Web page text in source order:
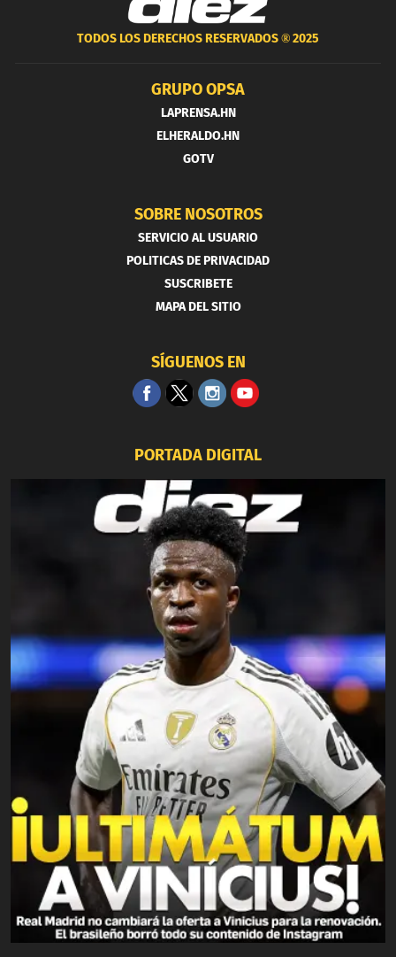
TODOS LOS DERECHOS RESERVADOS ®2025
GRUPO OPSA
LAPRENSA.HN
ELHERALDO.HN
GOTV
SOBRE NOSOTROS
SERVICIO AL USUARIO
POLITICAS DE PRIVACIDAD
SUSCRIBETE
MAPA DEL SITIO
SÍGUENOS EN
PORTADA DIGITAL